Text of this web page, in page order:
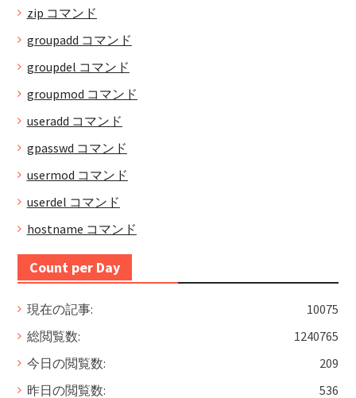
zip コマンド
groupadd コマンド
groupdel コマンド
groupmod コマンド
useradd コマンド
gpasswd コマンド
usermod コマンド
userdel コマンド
hostname コマンド
Count per Day
10075
現在の記事:
1240765
総閲覧数:
209
今日の閲覧数:
536
昨日の閲覧数: